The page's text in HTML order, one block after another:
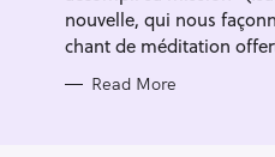
nouvelle, qui nous
chant de méditation
Read More